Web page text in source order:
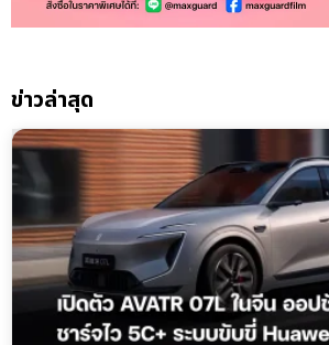
ข่าวล่าสุด